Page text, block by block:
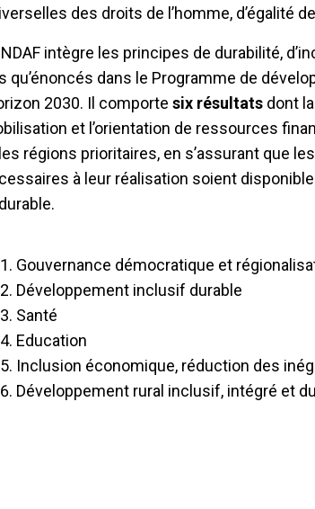
des droits de l’homme, d’égalité
intègre les principes de durabilité,
qu’énoncés dans le Programme de
2030. Il comporte six résultats dont
et l’orientation de ressources
régions prioritaires, en s’assurant que
à leur réalisation soient
Gouvernance démocratique et
Développement inclusif durable
Santé
Education
Inclusion économique, réduction des
Développement rural inclusif, intégré et